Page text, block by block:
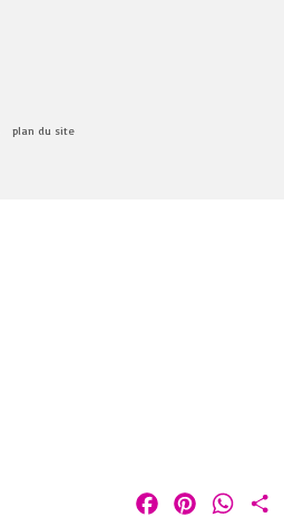
plan du site
FacebookPinterest